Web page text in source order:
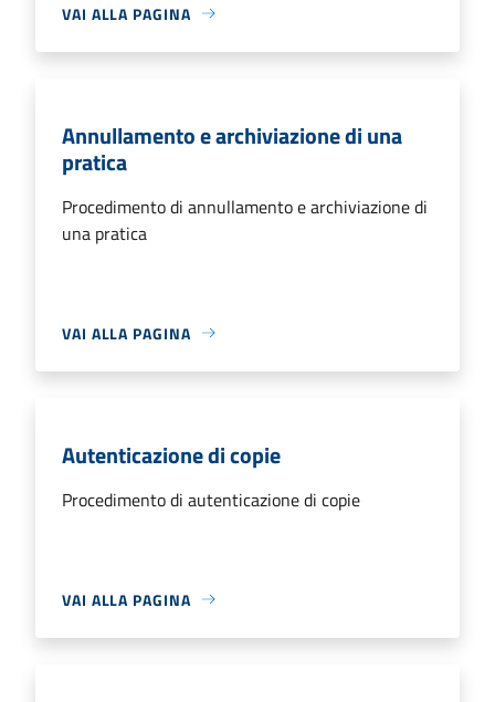
VAI ALLA PAGINA
Annullamento e archiviazione di una
pratica
Procedimento di annullamento e archiviazione di
una pratica
VAI ALLA PAGINA
Autenticazione di copie
Procedimento di autenticazione di copie
VAI ALLA PAGINA